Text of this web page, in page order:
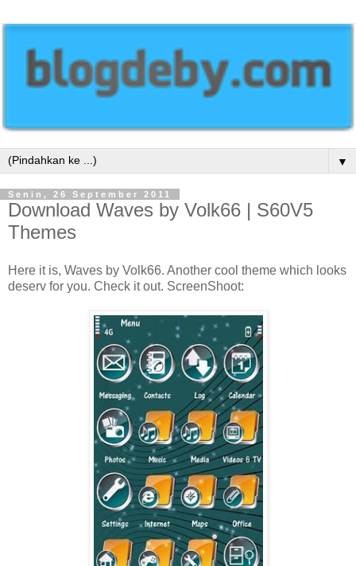
▼
Senin, 26 September 2011
Download Waves by Volk66 | S60V5
Themes
Here it is, Waves by Volk66. Another cool theme which looks
deserv for you. Check it out. ScreenShoot: